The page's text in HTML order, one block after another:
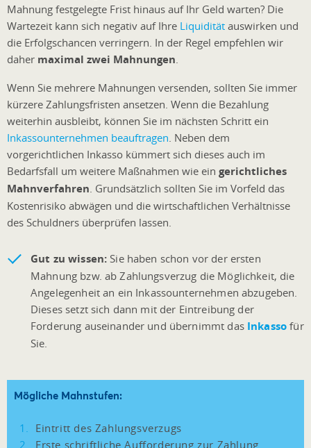
Mahnung festgelegte Frist hinaus auf Ihr Geld warten? Die
Wartezeit kann sich negativ auf Ihre Liquidität auswirken und
die Erfolgschancen verringern. In der Regel empfehlen wir
daher maximal zwei Mahnungen
Wenn Sie mehrere Mahnungen versenden, sollten Sie immer
kürzere Zahlungsfristen ansetzen. Wenn die Bezahlung
weiterhin ausbleibt, können Sie im nächsten Schritt ein
Inkassounternehmen beauftragen . Neben dem
vorgerichtlichen Inkasso kümmert sich dieses auch im
Bedarfsfall um weitere Maßnahmen wie ein gerichtliches
Mahnverfahren . Grundsätzlich sollten Sie im Vorfeld das
Kostenrisiko abwägen und die wirtschaftlichen Verhältnisse
des Schuldners überprüfen lassen.
Gut zu wissen: Sie haben schon vor der ersten
Mahnung bzw. ab Zahlungsverzug die Möglichkeit, die
Angelegenheit an ein Inkassounternehmen abzugeben.
Dieses setzt sich dann mit der Eintreibung der
Forderung auseinander und übernimmt das Inkasso für
Sie.
Mögliche Mahnstufen:
Eintritt des Zahlungsverzugs
Erste schriftliche Aufforderung zur Zahlung